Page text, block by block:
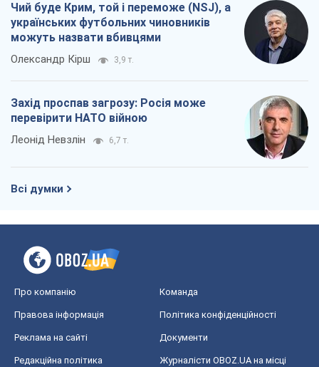
Чий буде Крим, той і переможе (NSJ), а
українських футбольних чиновників
можуть назвати вбивцями
Олександр Кірш 3,9 т.
Захід проспав загрозу: Росія може
перевірити НАТО війною
Леонід Невзлін 6,7 т.
Всі думки
Про компанію Команда
Правова інформація Політика конфіденційності
Реклама на сайті Документи
Редакційна політика
Журналісти OBOZ.UA на місці